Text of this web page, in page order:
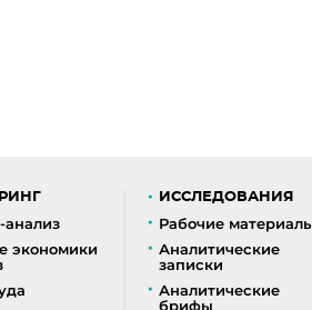
анализ
экономики
ИССЛЕДОВАНИЯ
Рабочие
Аналитические
записки
Аналитические
брифы